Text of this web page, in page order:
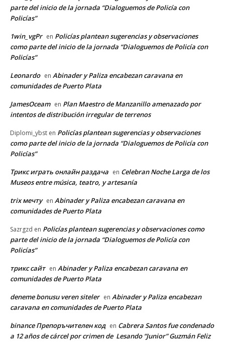
parte del inicio de la jornada “Dialoguemos de Policía con
Policías”
1win_vgPr en Policías plantean sugerencias y observaciones
como parte del inicio de la jornada “Dialoguemos de Policía con
Policías”
Leonardo en Abinader y Paliza encabezan caravana en
comunidades de Puerto Plata
JamesOceam en Plan Maestro de Manzanillo amenazado por
intentos de distribución irregular de terrenos
Diplomi_ybst en Policías plantean sugerencias y observaciones
como parte del inicio de la jornada “Dialoguemos de Policía con
Policías”
Трикс играть онлайн раздача en Celebran Noche Larga de los
Museos entre música, teatro, y artesanía
trix мечту en Abinader y Paliza encabezan caravana en
comunidades de Puerto Plata
Sazrgzd en Policías plantean sugerencias y observaciones como
parte del inicio de la jornada “Dialoguemos de Policía con
Policías”
трикс сайт en Abinader y Paliza encabezan caravana en
comunidades de Puerto Plata
deneme bonusu veren siteler en Abinader y Paliza encabezan
caravana en comunidades de Puerto Plata
binance Препоръчителен код en Cabrera Santos fue condenado
a 12 años de cárcel por crimen de Lesando “Junior” Guzmán Feliz